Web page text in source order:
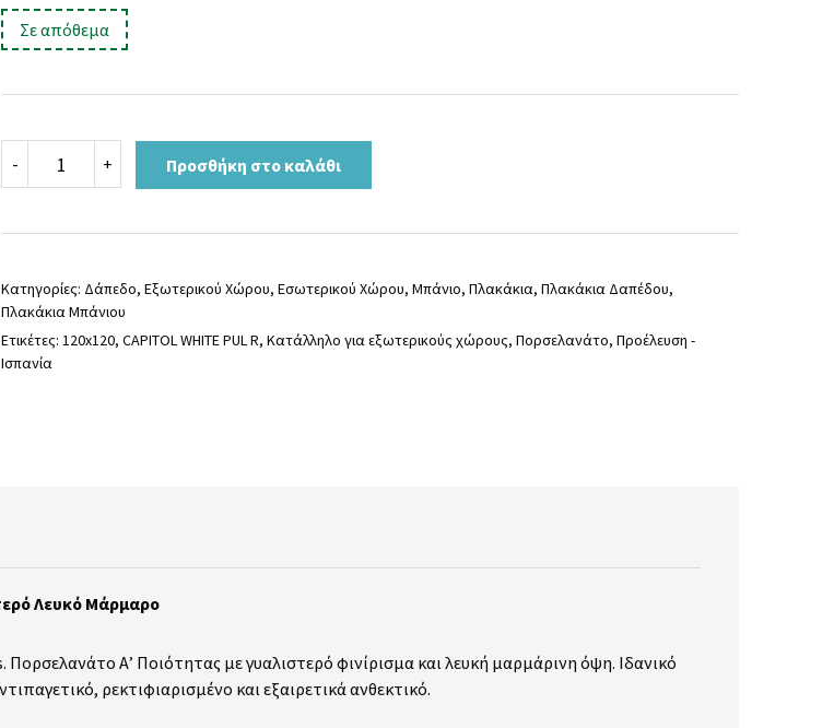
price
was:
55,00 €.είναι:
Σε απόθεμα
-
CAPITOL
WHITE
R
ποσότητα
+ Προσθήκη στο καλάθι
Κατηγορίες: Δάπεδο, Εξωτερικού Χώρου, Εσωτερικού Χώρου, Μπάνιο, Πλακάκια, Πλακάκια Δαπέδου,
Πλακάκια Μπάνιου
Ετικέτες: 120x120, CAPITOL WHITE PUL R, Κατάλληλο για εξωτερικούς χώρους, Πορσελανάτο, Προέλευση -
Ισπανία
Λευκό Μάρμαρο
Α’ Ποιότητας με γυαλιστερό φινίρισμα και λευκή μαρμάρινη όψη. Ιδανικό
ρεκτιφιαρισμένο και εξαιρετικά ανθεκτικό.